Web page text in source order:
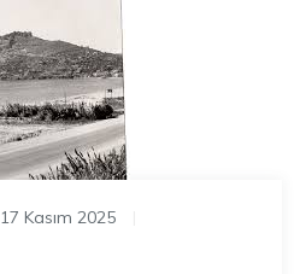
17 Kasım 2025